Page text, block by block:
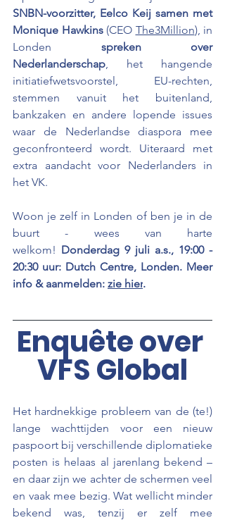
SNBN-voorzitter, Eelco Keij samen met
Monique Hawkins (CEO The3Million), in
Londen spreken over
Nederlanderschap , het hangende
initiatiefwetsvoorstel, EU-rechten,
stemmen vanuit het buitenland,
bankzaken en andere lopende issues
waar de Nederlandse diaspora mee
geconfronteerd wordt. Uiteraard met
extra aandacht voor Nederlanders in
het VK.
Woon je zelf in Londen of ben je in de
buurt - wees van harte
welkom! Donderdag 9 juli a.s., 19:00 -
20:30 uur: Dutch Centre, Londen. Meer
info & aanmelden: zie hier.
Enquête over
VFS Global
Het hardnekkige probleem van de (te!)
lange wachttijden voor een nieuw
paspoort bij verschillende diplomatieke
posten is helaas al jarenlang bekend –
en daar zijn we achter de schermen veel
en vaak mee bezig. Wat wellicht minder
bekend was, tenzij er zelf mee